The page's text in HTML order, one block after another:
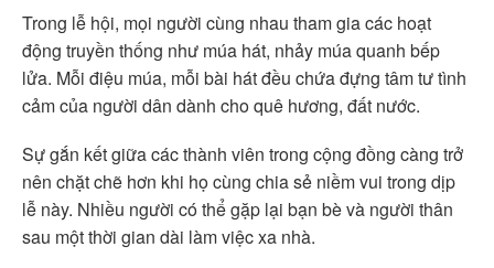
Trong lễ hội, mọi người cùng nhau tham gia các hoạt
động truyền thống như múa hát, nhảy múa quanh bếp
lửa. Mỗi điệu múa, mỗi bài hát đều chứa đựng tâm tư tình
cảm của người dân dành cho quê hương, đất nước.
Sự gắn kết giữa các thành viên trong cộng đồng càng trở
nên chặt chẽ hơn khi họ cùng chia sẻ niềm vui trong dịp
lễ này. Nhiều người có thể gặp lại bạn bè và người thân
sau một thời gian dài làm việc xa nhà.